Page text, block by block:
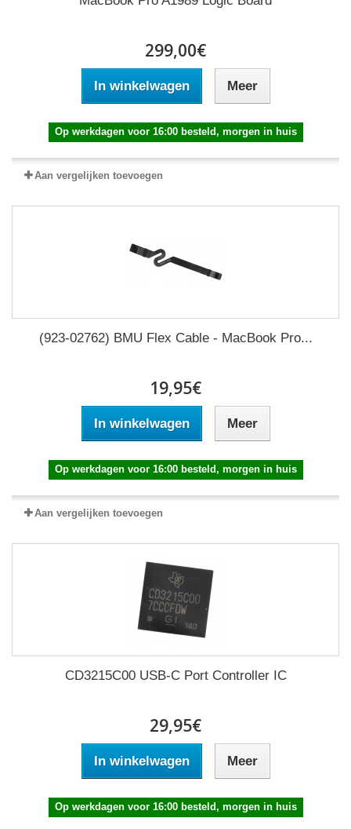
299,00€
In winkelwagen Meer
Op werkdagen voor 16:00 besteld, morgen in huis
Aan vergelijken toevoegen
(923-02762) BMU Flex Cable - MacBook Pro...
19,95€
In winkelwagen Meer
Op werkdagen voor 16:00 besteld, morgen in huis
Aan vergelijken toevoegen
CD3215C00 USB-C Port Controller IC
29,95€
In winkelwagen Meer
Op werkdagen voor 16:00 besteld, morgen in huis